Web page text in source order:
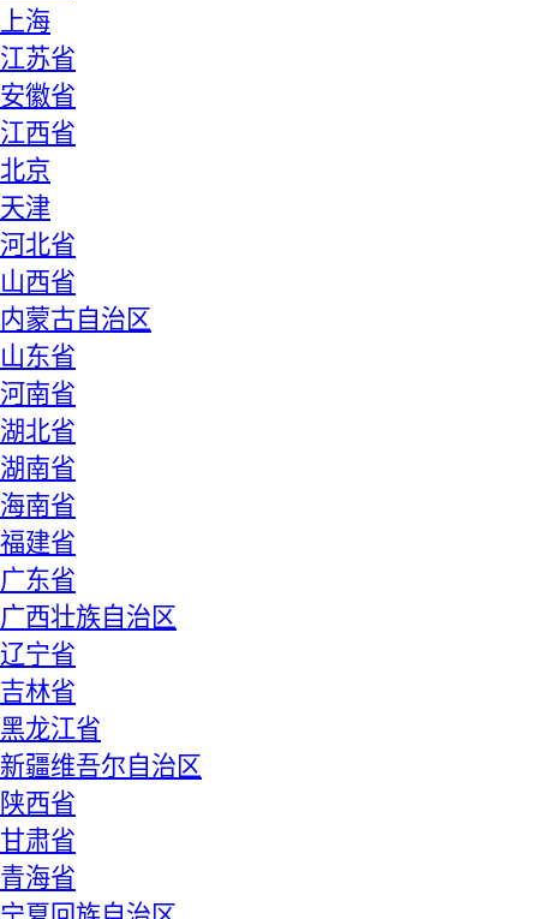
上海
江苏省
安徽省
江西省
北京
天津
河北省
山西省
内蒙古自治区
山东省
河南省
湖北省
湖南省
海南省
福建省
广东省
广西壮族自治区
辽宁省
吉林省
黑龙江省
新疆维吾尔自治区
陕西省
甘肃省
青海省